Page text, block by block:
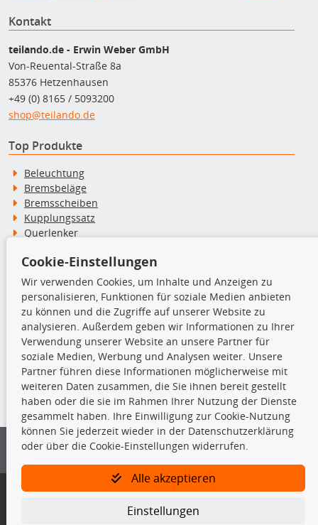
Kontakt
teilando.de - Erwin Weber GmbH
Von-Reuental-Straße 8a
85376 Hetzenhausen
+49 (0) 8165 / 5093200
shop@teilando.de
Top Produkte
Beleuchtung
Bremsbeläge
Bremsscheiben
Kupplungssatz
Querlenker
Stoßdämpfer
TecDoc Inside
Die hier angezeigten Daten insbesondere die gesamte Datenbank dürfen
nicht kopiert werden.
Es ist zu unterlassen, die Daten oder die gesamte Datenbank ohne
vorherige Zustimmung von TecDoc zu vervielfältigen, zu verbreiten
und/oder diese Handlungen durch Dritte ausführen zu lassen. Ein
Bitte prüfen Sie, ob das über unseren Onlineshop identifizierte Ersatzteil
Gegebenenfalls sind ergänzende Informationen notwendig, um
Cookie-Einstellungen
Wir verwenden Cookies, um Inhalte und Anzeigen zu
personalisieren, Funktionen für soziale Medien anbieten
zu können und die Zugriffe auf unserer Website zu
analysieren. Außerdem geben wir Informationen zu Ihrer
Verwendung unserer Website an unsere Partner für
soziale Medien, Werbung und Analysen weiter. Unsere
Partner führen diese Informationen möglicherweise mit
weiteren Daten zusammen, die Sie ihnen bereit gestellt
haben oder die sie im Rahmen Ihrer Nutzung der Dienste
gesammelt haben. Ihre Einwilligung zur Cookie-Nutzung
können Sie jederzeit wieder in der Datenschutzerklärung
oder über die Cookie-Einstellungen widerrufen.
Alle akzeptieren
Einstellungen